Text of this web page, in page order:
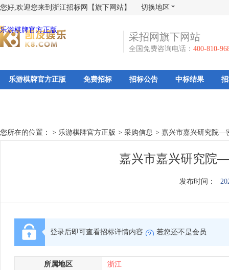
您好,欢迎您来到浙江招标网【旗下网站】 切换地区
乐游棋牌官方正版
采招网旗下网站
全国免费咨询电话： 400-810-
乐游棋牌官方正版 免费招标 招标公告 中标结果
您所在的位置： > 乐游棋牌官方正版 > 采购信息 > 嘉兴市嘉兴研究院—
嘉兴市嘉兴研究院
发布时间：
登录后即可查看招标详情内容 若您还不是会员
所属地区 浙江